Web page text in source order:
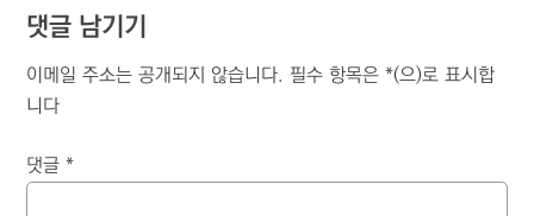
댓글 남기기
이메일 주소는 공개되지 않습니다. 필수 항목은*(으)로 표시합
니다
댓글*